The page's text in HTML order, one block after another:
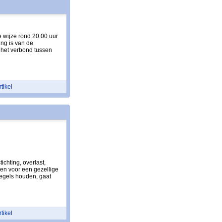
wijze rond 20.00 uur
is van de
verbond tussen
overlast,
voor een gezellige
houden, gaat